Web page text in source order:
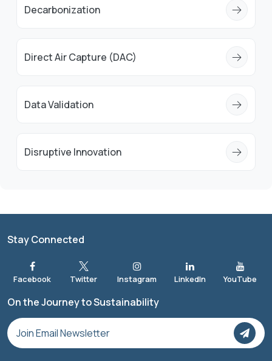
Decarbonization
Direct Air Capture (DAC)
Data Validation
Disruptive Innovation
Stay Connected
On the Journey to Sustainability